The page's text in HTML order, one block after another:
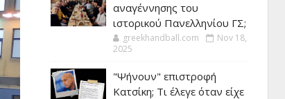
αναγέννησης του
ιστορικού Πανελληνίου ΓΣ;
greekhandball.com
Nov 18,
2025
"Ψήνουν" επιστροφή
Κατσίκη; Τι έλεγε όταν είχε